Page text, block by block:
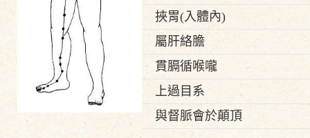
挾胃(入體內)
屬肝絡膽
貫膈循喉嚨
上過目系
與督脈會於顛頂